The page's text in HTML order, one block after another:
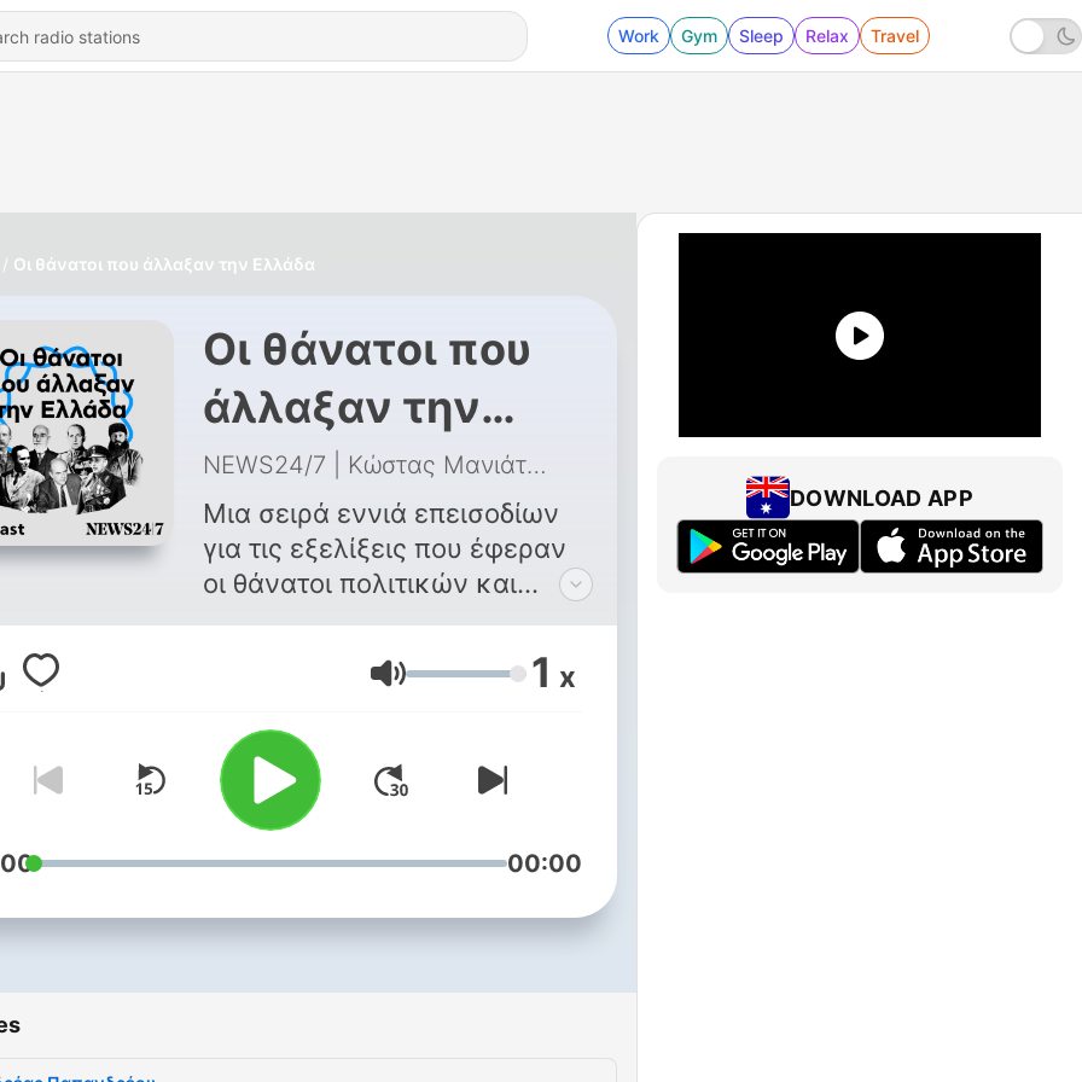
Work Gym Sleep Relax Travel
Οι θάνατοι που άλλαξαν την Ελλάδα
Οι θάνατοι που
άλλαξαν την
Ελλάδα
NEWS24/7 | Κώστας Μανιάτης
Μια σειρά εννιά επεισοδίων
για τις εξελίξεις που έφεραν
οι θάνατοι πολιτικών και
αγωνιστών στον ελληνικό 20ο
συζητά με ιστορικούς και
ακαδημαϊκούς για τις
σημαντικότερες συνέπειες
που έφεραν αυτοί οι θάνατοι
στην πολιτική, τη δημόσια ζωή
και τις διεθνείς σχέσεις.
μόνο με βάση τη
Volume 1 x
00:00
DOWNLOAD APP